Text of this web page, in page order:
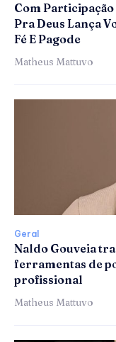
Com
Pra Deus Lança
Fé E Pagode
Matheus Mattuvo
Geral
Naldo Gouveia
ferramentas de
profissional
Matheus Mattuvo